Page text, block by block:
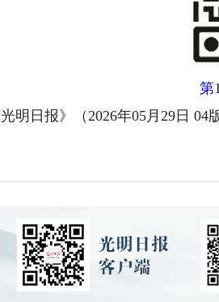
第
日报》（2026年05月29日 04版